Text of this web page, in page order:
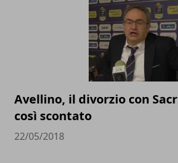
Avellino, il divorzio con
così scontato
22/05/2018